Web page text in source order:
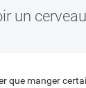
un
que manger